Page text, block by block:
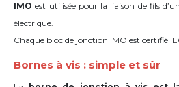
IMO est utilisée pour la liaison de fils
électrique.
Chaque bloc de jonction IMO est certifié
Bornes à vis : simple et sûr